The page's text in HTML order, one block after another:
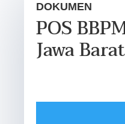
DOKUMEN
POS
Jawa Barat